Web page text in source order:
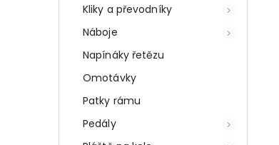
Kliky a převodníky
Náboje
Napínáky řetězu
Omotávky
Patky rámu
Pedály